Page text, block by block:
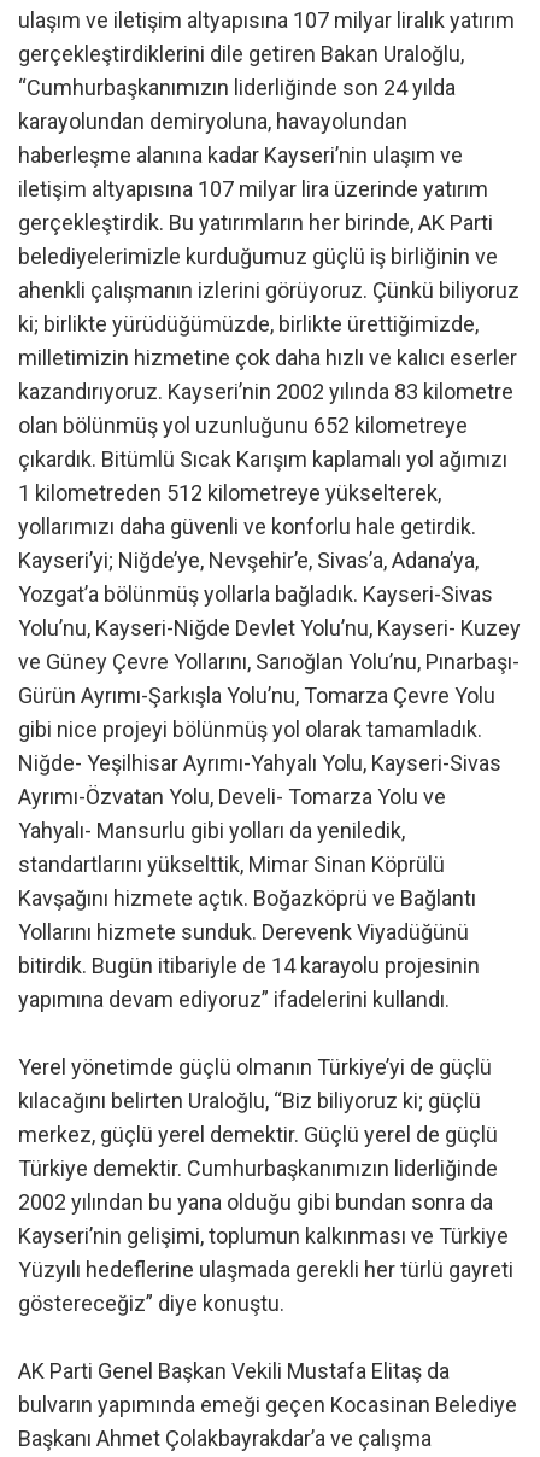
ulaşım ve iletişim altyapısına 107 milyar liralık yatırım
gerçekleştirdiklerini dile getiren Bakan Uraloğlu,
“Cumhurbaşkanımızın liderliğinde son 24 yılda
karayolundan demiryoluna, havayolundan
haberleşme alanına kadar Kayseri’nin ulaşım ve
iletişim altyapısına 107 milyar lira üzerinde yatırım
gerçekleştirdik. Bu yatırımların her birinde, AK Parti
belediyelerimizle kurduğumuz güçlü iş birliğinin ve
ahenkli çalışmanın izlerini görüyoruz. Çünkü biliyoruz
ki; birlikte yürüdüğümüzde, birlikte ürettiğimizde,
milletimizin hizmetine çok daha hızlı ve kalıcı eserler
kazandırıyoruz. Kayseri’nin 2002 yılında 83 kilometre
olan bölünmüş yol uzunluğunu 652 kilometreye
çıkardık. Bitümlü Sıcak Karışım kaplamalı yol ağımızı
1 kilometreden 512 kilometreye yükselterek,
yollarımızı daha güvenli ve konforlu hale getirdik.
Kayseri’yi; Niğde’ye, Nevşehir’e, Sivas’a, Adana’ya,
Yozgat’a bölünmüş yollarla bağladık. Kayseri-Sivas
Yolu’nu, Kayseri-Niğde Devlet Yolu’nu, Kayseri- Kuzey
ve Güney Çevre Yollarını, Sarıoğlan Yolu’nu, Pınarbaşı-
Gürün Ayrımı-Şarkışla Yolu’nu, Tomarza Çevre Yolu
gibi nice projeyi bölünmüş yol olarak tamamladık.
Niğde- Yeşilhisar Ayrımı-Yahyalı Yolu, Kayseri-Sivas
Ayrımı-Özvatan Yolu, Develi- Tomarza Yolu ve
Yahyalı- Mansurlu gibi yolları da yeniledik,
standartlarını yükselttik, Mimar Sinan Köprülü
Kavşağını hizmete açtık. Boğazköprü ve Bağlantı
Yollarını hizmete sunduk. Derevenk Viyadüğünü
bitirdik. Bugün itibariyle de 14 karayolu projesinin
yapımına devam ediyoruz” ifadelerini kullandı.
Yerel yönetimde güçlü olmanın Türkiye’yi de güçlü
kılacağını belirten Uraloğlu, “Biz biliyoruz ki; güçlü
merkez, güçlü yerel demektir. Güçlü yerel de güçlü
Türkiye demektir. Cumhurbaşkanımızın liderliğinde
2002 yılından bu yana olduğu gibi bundan sonra da
Kayseri’nin gelişimi, toplumun kalkınması ve Türkiye
Yüzyılı hedeflerine ulaşmada gerekli her türlü gayreti
göstereceğiz” diye konuştu.
AK Parti Genel Başkan Vekili Mustafa Elitaş da
bulvarın yapımında emeği geçen Kocasinan Belediye
Başkanı Ahmet Çolakbayrakdar’a ve çalışma